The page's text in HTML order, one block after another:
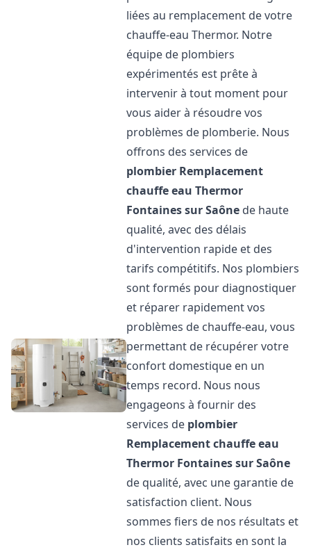
liées au remplacement de votre
chauffe-eau Thermor. Notre
équipe de plombiers
expérimentés est prête à
intervenir à tout moment pour
vous aider à résoudre vos
problèmes de plomberie. Nous
offrons des services de
plombier Remplacement
chauffe eau Thermor
Fontaines sur Saône de haute
qualité, avec des délais
d'intervention rapide et des
tarifs compétitifs. Nos plombiers
sont formés pour diagnostiquer
et réparer rapidement vos
problèmes de chauffe-eau, vous
permettant de récupérer votre
confort domestique en un
temps record. Nous nous
engageons à fournir des
services de plombier
Remplacement chauffe eau
Thermor Fontaines sur Saône
de qualité, avec une garantie de
satisfaction client. Nous
sommes fiers de nos résultats et
nos clients satisfaits en sont la